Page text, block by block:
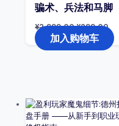
骗术、兵法和马脚
¥2,999.00原
价
为：
¥2,999.00。
¥299.00
前
价
加入购物车